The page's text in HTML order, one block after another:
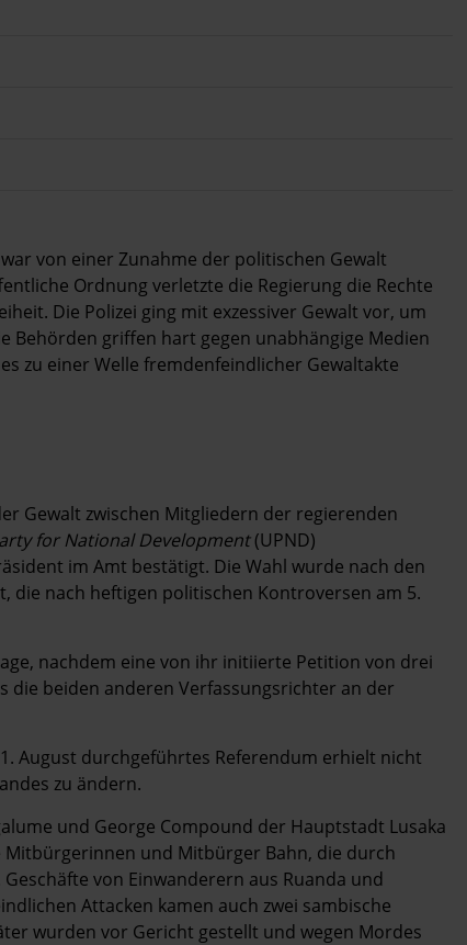
von einer Zunahme der politischen Gewalt
Ordnung verletzte die Regierung die Rechte
Die Polizei ging mit exzessiver Gewalt vor, um
griffen hart gegen unabhängige Medien
zu einer Welle fremdenfeindlicher Gewaltakte
Gewalt zwischen Mitgliedern der regierenden
for National Development(UPND)
im Amt bestätigt. Die Wahl wurde nach den
die nach heftigen politischen Kontroversen am 5.
nachdem eine von ihr initiierte Petition von drei
beiden anderen Verfassungsrichter an der
August durchgeführtes Referendum erhielt nicht
zu ändern.
und George Compound der Hauptstadt Lusaka
Mitbürgerinnen und Mitbürger Bahn, die durch
von Einwanderern aus Ruanda und
Attacken kamen auch zwei sambische
wurden vor Gericht gestellt und wegen Mordes